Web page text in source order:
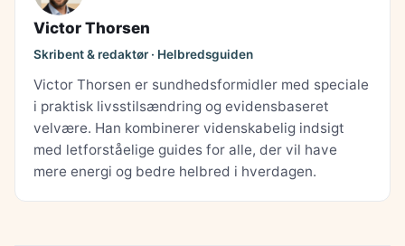
Victor Thorsen
Skribent & redaktør · Helbredsguiden
Victor Thorsen er sundhedsformidler med speciale
i praktisk livsstilsændring og evidensbaseret
velvære. Han kombinerer videnskabelig indsigt
med letforståelige guides for alle, der vil have
mere energi og bedre helbred i hverdagen.